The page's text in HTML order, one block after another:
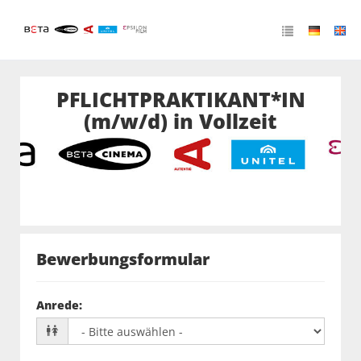
PFLICHTPRAKTIKANT*IN
(m/w/d) in Vollzeit
Bewerbungsformular
Anrede: